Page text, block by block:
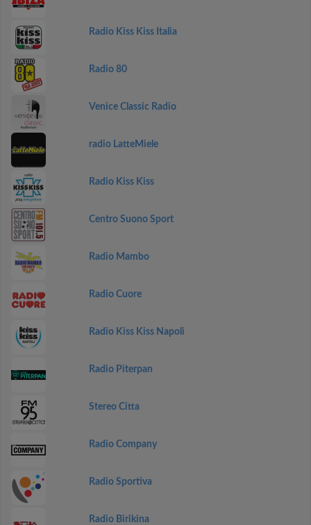
Radio Kiss Kiss Italia
Radio 80
Venice Classic Radio
radio LatteMiele
Radio Kiss Kiss
Centro Suono Sport
Radio Mambo
Radio Cuore
Radio Kiss Kiss Napoli
Radio Piterpan
Stereo Citta
Radio Company
Radio Sportiva
Radio Birikina